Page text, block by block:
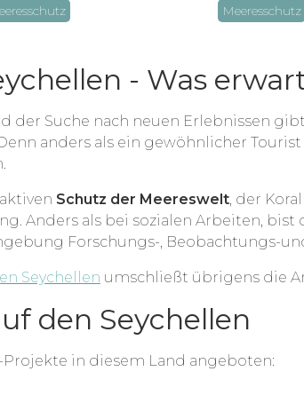
Meeresschutz
- Was
der Suche nach neuen Erlebnissen
anders als ein gewöhnlicher
Schutz der Meereswelt, der
Anders als bei sozialen Arbeiten,
Forschungs-, Beobachtungs-
Seychellen umschließt übrigens die
den Seychellen
in diesem Land angeboten: